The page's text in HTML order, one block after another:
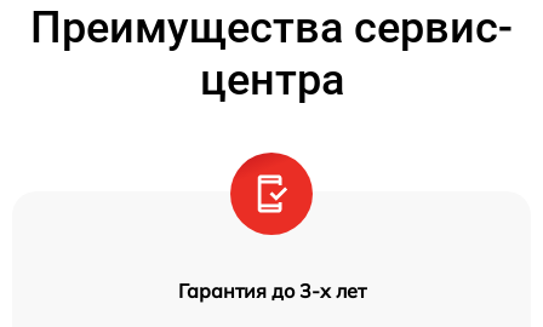
Преимущества сервис-
центра
Гарантия до 3-х лет